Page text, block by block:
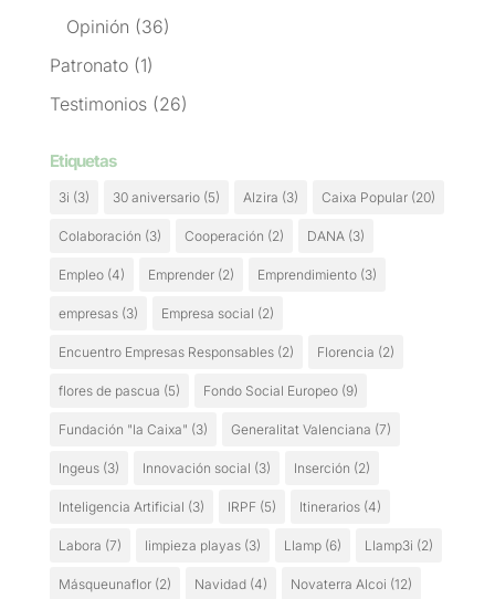
Opinión (36)
Patronato(1)
Testimonios(26)
Etiquetas
3i (3) 30 aniversario(5) Alzira (3) Caixa Popular(20)
Colaboración (3) Cooperación (2) DANA(3)
Empleo(4) Emprender(2) Emprendimiento(3)
empresas(3) Empresa social (2)
Encuentro Empresas Responsables(2) Florencia (2)
flores de pascua (5) Fondo Social Europeo(9)
Fundación "la Caixa" (3) Generalitat Valenciana (7)
Ingeus(3) Innovación social (3) Inserción (2)
Inteligencia Artificial (3) IRPF(5) Itinerarios(4)
Labora (7) limpieza playas(3) Llamp(6) Llamp3i (2)
Másqueunaflor(2) Navidad(4) Novaterra Alcoi (12)